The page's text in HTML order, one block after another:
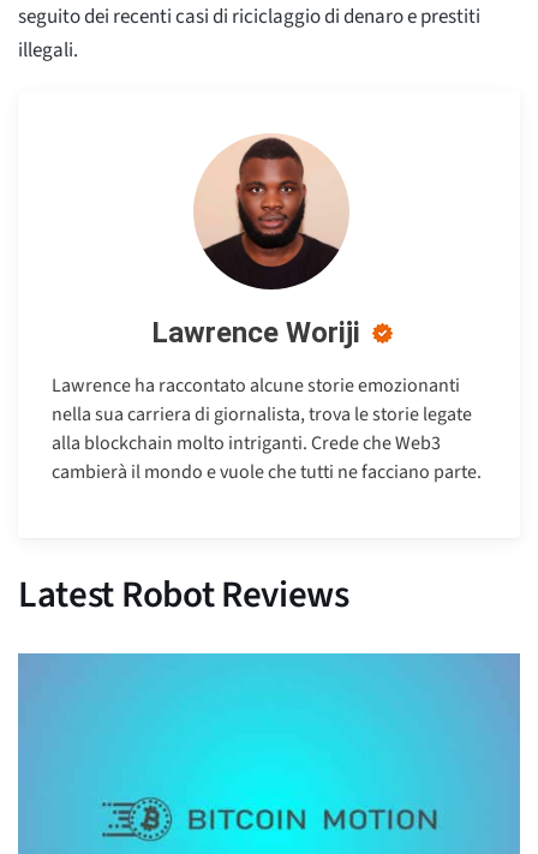
seguito dei recenti casi di riciclaggio di denaro e prestiti
illegali.
Lawrence Woriji
Lawrence ha raccontato alcune storie emozionanti
nella sua carriera di giornalista, trova le storie legate
alla blockchain molto intriganti. Crede che Web3
cambierà il mondo e vuole che tutti ne facciano parte.
Latest Robot Reviews